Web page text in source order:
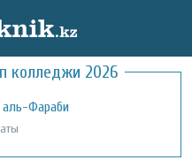
колледжи 2026
Фараби